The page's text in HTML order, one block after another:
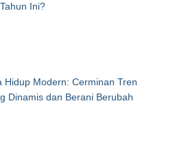
Ini?
Hidup Modern: Cerminan Tren
Dinamis dan Berani Berubah